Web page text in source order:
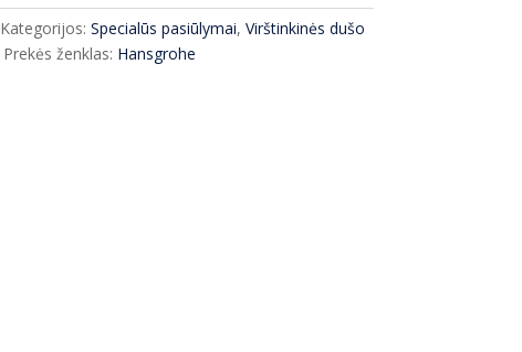
Kategorijos: Specialūs pasiūlymai, Virštinkinės dušo
Prekės ženklas: Hansgrohe